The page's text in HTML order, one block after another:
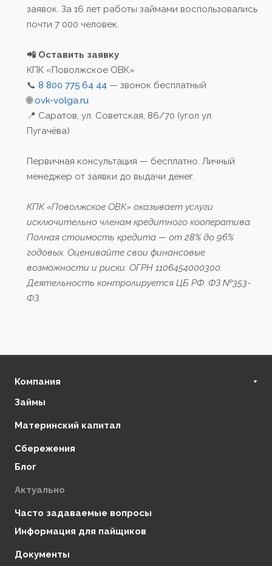
заявок. За 16 лет работы займами воспользовались
почти 7 000 человек.
📲 Оставить заявку
КПК «Поволжское ОВК»
📞 8 800 775 64 44 — звонок бесплатный
🌐ovk-volga.ru
📍 Саратов, ул. Советская, 86/70 (угол ул.
Пугачёва)
Первичная консультация — бесплатно. Личный
менеджер от заявки до выдачи денег.
КПК «Поволжское ОВК» оказывает услуги
исключительно членам кредитного кооператива.
Полная стоимость кредита — от 28% до 96%
годовых. Оценивайте свои финансовые
возможности и риски. ОГРН 1106454000300.
Деятельность контролируется ЦБ РФ. ФЗ №353-
ФЗ.
Компания
О нас
Финансовая стабильность
Отзывы
Партнеры
Контакты
Займы
Материнский капитал
Сбережения
Блог
Актуально
Часто задаваемые вопросы
Информация для пайщиков
Документы